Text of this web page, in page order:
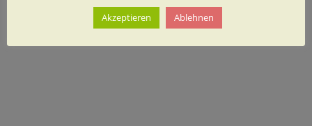
Akzeptieren Ablehnen